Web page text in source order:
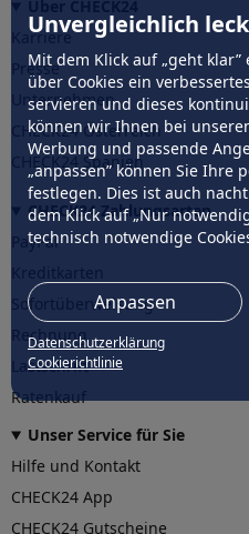
Unvergleichlich
Mit dem Klick auf „geht
über Cookies ein
servieren und dieses
können wir Ihnen bei
Werbung und passende
„anpassen” können Sie Ihre
festlegen. Dies ist auch
dem Klick auf „Nur
technisch notwendige
Anpassen
Datenschutzerklärung
Cookierichtlinie
Karriere
Presse
Unternehmen
CHECK24 Österreich
CHECK24 Spanien
CHECK24 Zahlungsarten
PayPal
Sofortüberweisung
Rechnung
Lastschrift
Ratenkauf
Unser Service für Sie
Hilfe und Kontakt
CHECK24 App
CHECK24 Gutscheine